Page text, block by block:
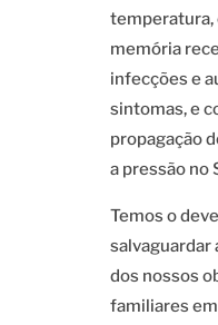
temperatura,
memória
infecções e
sintomas, e
propagação
a pressão no
Temos o
salvaguardar
dos nossos
familiares